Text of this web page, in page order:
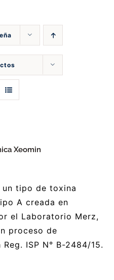
Xeomin
un tipo de toxina
A creada en
el Laboratorio Merz,
proceso de
ISP N° B-2484/15.